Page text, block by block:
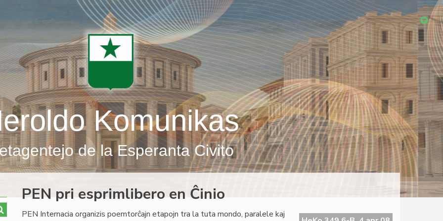
Komunikas
de la Esperanta Civito
PEN pri esprimlibero en Ĉinio
PEN Internacia organizis poemtorĉajn etapojn tra la tuta mondo, paralele kaj